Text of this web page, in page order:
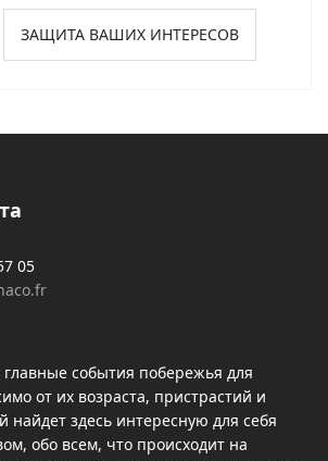
ЗАЩИТА ВАШИХ ИНТЕРЕСОВ
05
события побережья для
от их возраста, пристрастий и
здесь интересную для себя
обо всем, что происходит на